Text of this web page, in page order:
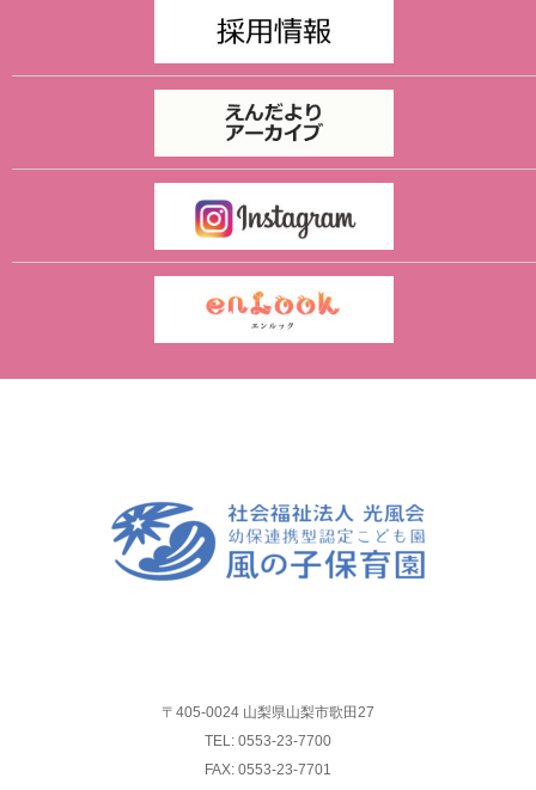
〒405-0024 山梨県山梨市歌田27
TEL: 0553-23-7700
FAX: 0553-23-7701